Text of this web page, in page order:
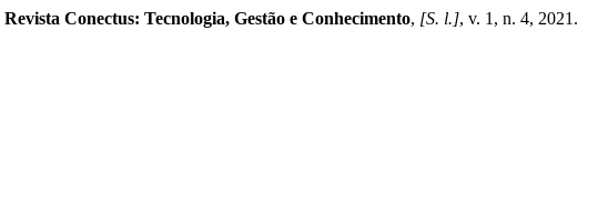
Revista Conectus: Tecnologia, Gestão e Conhecimento, [S. l.], v. 1, n. 4, 2021.